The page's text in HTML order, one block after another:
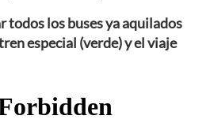
todos los buses ya aquilados
especial (verde) y el viaje